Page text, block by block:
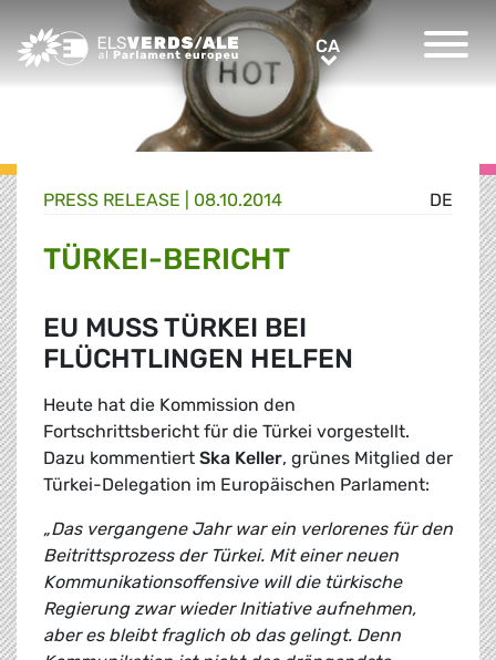
Greens/EFA Home CACA
DE
PRESS RELEASE | 08.10.2014
TÜRKEI-BERICHT
EU MUSS TÜRKEI BEI
FLÜCHTLINGEN HELFEN
Heute hat die Kommission den
Fortschrittsbericht für die Türkei vorgestellt.
Dazu kommentiert Ska Keller, grünes Mitglied der
Türkei-Delegation im Europäischen Parlament:
„Das vergangene Jahr war ein verlorenes für den
Beitrittsprozess der Türkei. Mit einer neuen
Kommunikationsoffensive will die türkische
Regierung zwar wieder Initiative aufnehmen,
aber es bleibt fraglich ob das gelingt. Denn